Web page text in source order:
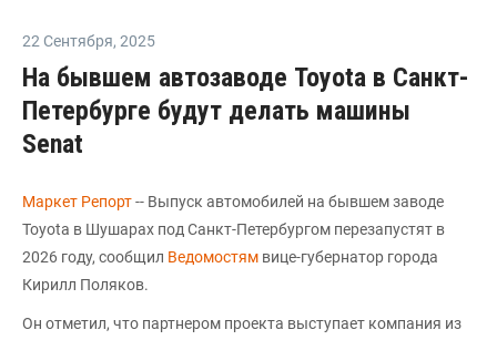
22 Сентября, 2025
На бывшем автозаводе Toyota в Санкт-
Петербурге будут делать машины
Senat
Маркет Репорт-- Выпуск автомобилей на бывшем заводе
Toyota в Шушарах под Санкт-Петербургом перезапустят в
2026 году, сообщил Ведомостям вице-губернатор города
Кирилл Поляков.
Он отметил, что партнером проекта выступает компания из